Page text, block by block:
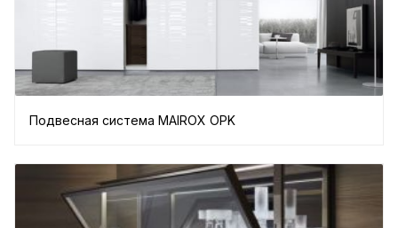
Подвесная система MAIROX OPK